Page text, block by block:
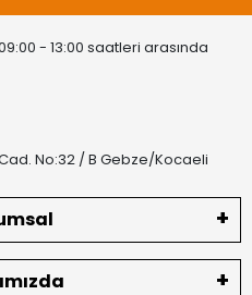
- 13:00 saatleri arasında
No:32 / B Gebze/Kocaeli